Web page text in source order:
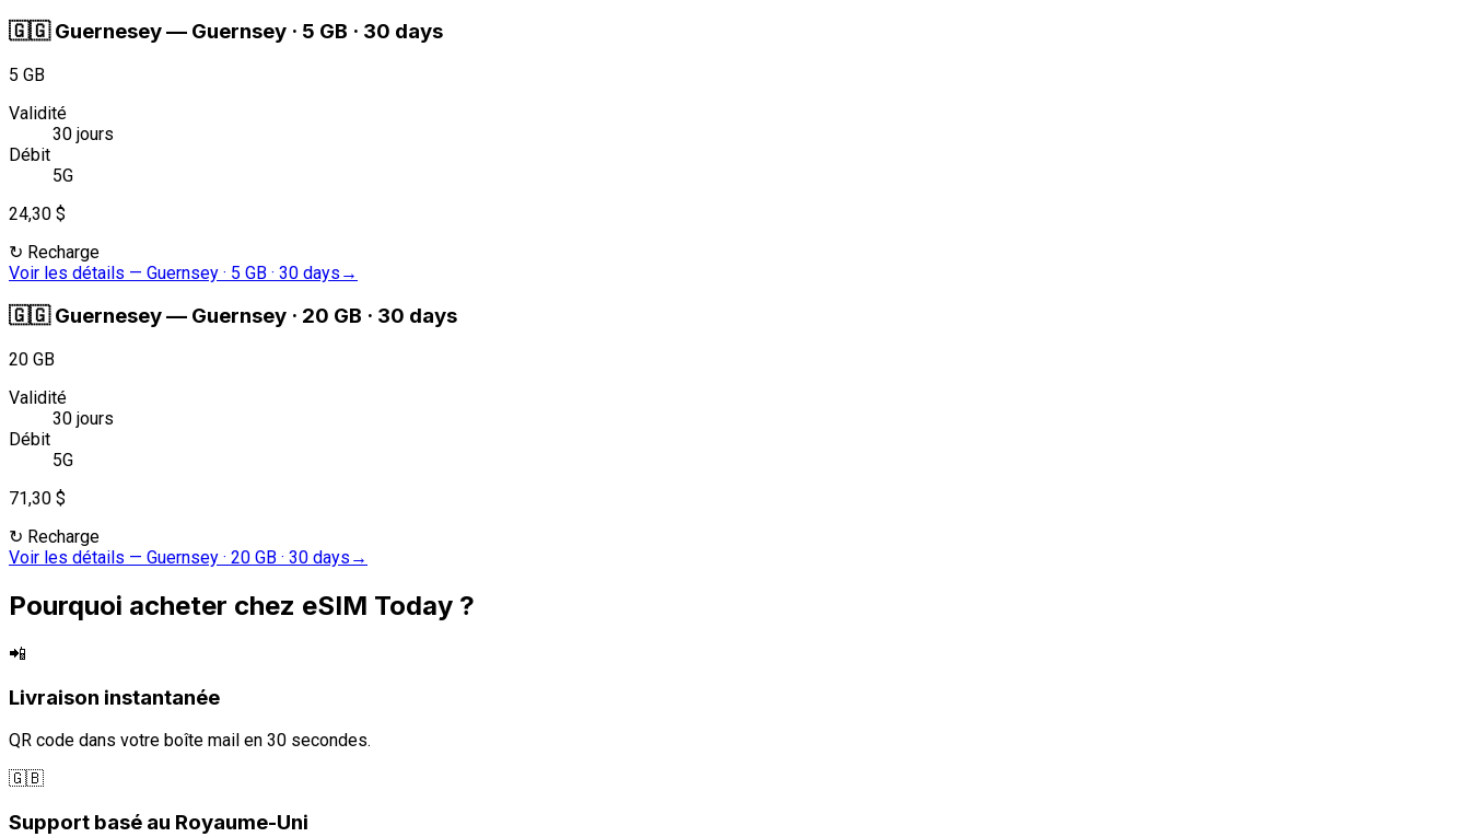
🇬🇬 Guernesey— Guernsey · 5 GB · 30 days
5 GB
Validité
30 jours
Débit
5G
24,30 $
↻ Recharge
Voir les détails — Guernsey · 5 GB · 30 days →
🇬🇬 Guernesey— Guernsey · 20 GB · 30 days
20 GB
Validité
30 jours
Débit
5G
71,30 $
↻ Recharge
Voir les détails — Guernsey · 20 GB · 30 days →
Pourquoi acheter chez eSIM Today ?
📲
Livraison instantanée
QR code dans votre boîte mail en 30 secondes.
🇬🇧
Support basé au Royaume-Uni